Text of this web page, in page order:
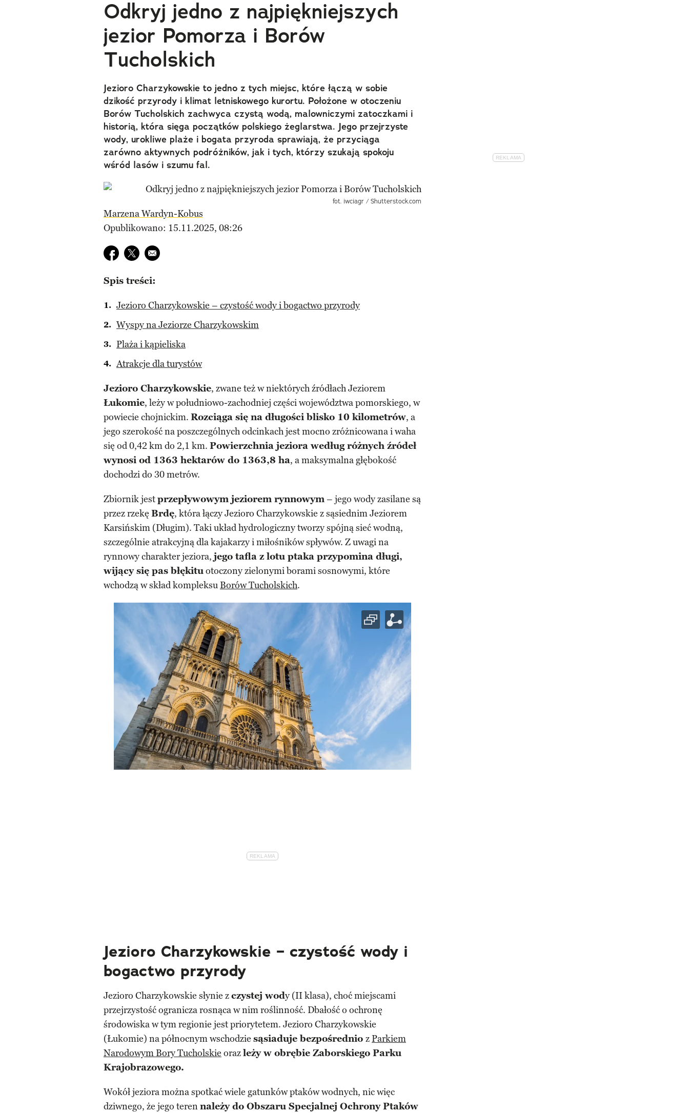
Odkryj jedno z najpiękniejszych
jezior Pomorza i Borów
Tucholskich
Jezioro Charzykowskie to jedno z tych miejsc, które łączą w sobie
dzikość przyrody i klimat letniskowego kurortu. Położone w otoczeniu
Borów Tucholskich zachwyca czystą wodą, malowniczymi zatoczkami i
historią, która sięga początków polskiego żeglarstwa. Jego przejrzyste
wody, urokliwe plaże i bogata przyroda sprawiają, że przyciąga
zarówno aktywnych podróżników, jak i tych, którzy szukają spokoju
wśród lasów i szumu fal.
fot. iwciagr / Shutterstock.com
Marzena Wardyn-Kobus
Opublikowano: 15.11.2025, 08:26
Udostępnij na facebook
Udostępnij na twitter
E-mail do przyjaciela
Spis treści:
Jezioro Charzykowskie – czystość wody i bogactwo przyrody
Wyspy na Jeziorze Charzykowskim
Plaża i kąpieliska
Atrakcje dla turystów
Jezioro Charzykowskie, zwane też w niektórych źródłach Jeziorem
Łukomie, leży w południowo-zachodniej części województwa pomorskiego, w
powiecie chojnickim. Rozciąga się na długości blisko 10 kilometrów, a
jego szerokość na poszczególnych odcinkach jest mocno zróżnicowana i waha
się od 0,42 km do 2,1 km. Powierzchnia jeziora według różnych źródeł
wynosi od 1363 hektarów do 1363,8 ha, a maksymalna głębokość
dochodzi do 30 metrów.
Zbiornik jestprzepływowym jeziorem rynnowym– jego wody zasilane są
przez rzekę Brdę, która łączy Jezioro Charzykowskie z sąsiednim Jeziorem
Karsińskim (Długim). Taki układ hydrologiczny tworzy spójną sieć wodną,
szczególnie atrakcyjną dla kajakarzy i miłośników spływów. Z uwagi na
rynnowy charakter jeziora, jego tafla z lotu ptaka przypomina długi,
wijący się pas błękituotoczony zielonymi borami sosnowymi, które
wchodzą w skład kompleksuBorów Tucholskich.
Jezioro Charzykowskie – czystość wody i
bogactwo przyrody
Jezioro Charzykowskie słynie zczystej wody (II klasa), choć miejscami
przejrzystość ogranicza rosnąca w nim roślinność. Dbałość o ochronę
środowiska w tym regionie jest priorytetem. Jezioro Charzykowskie
(Łukomie) na północnym wschodzie sąsiaduje bezpośrednio zParkiem
Narodowym Bory Tucholskie orazleży w obrębie Zaborskiego Parku
Krajobrazowego.
Wokół jeziora można spotkać wiele gatunków ptaków wodnych, nic więc
dziwnego, że jego terennależy do Obszaru Specjalnej Ochrony Ptaków